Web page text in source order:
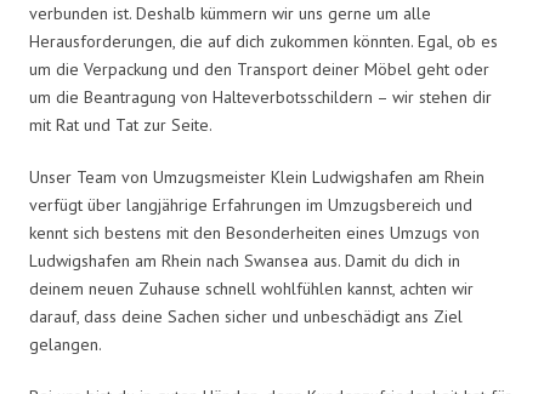
verbunden ist. Deshalb kümmern wir uns gerne um alle
Herausforderungen, die auf dich zukommen könnten. Egal, ob es
um die Verpackung und den Transport deiner Möbel geht oder
um die Beantragung von Halteverbotsschildern – wir stehen dir
mit Rat und Tat zur Seite.
Unser Team von Umzugsmeister Klein Ludwigshafen am Rhein
verfügt über langjährige Erfahrungen im Umzugsbereich und
kennt sich bestens mit den Besonderheiten eines Umzugs von
Ludwigshafen am Rhein nach Swansea aus. Damit du dich in
deinem neuen Zuhause schnell wohlfühlen kannst, achten wir
darauf, dass deine Sachen sicher und unbeschädigt ans Ziel
gelangen.